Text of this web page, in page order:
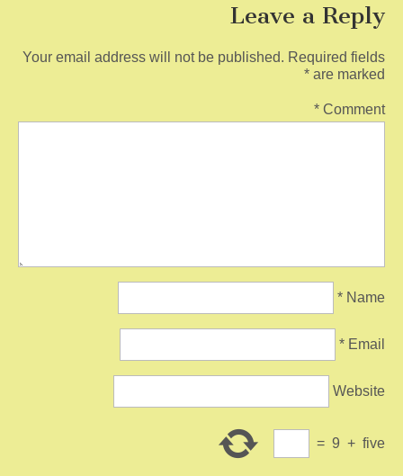
Leave a Reply
Your email address will not be published. Required fields
are marked
*
Comment
*
Name
*
Email
*
Website
five
+
9
=